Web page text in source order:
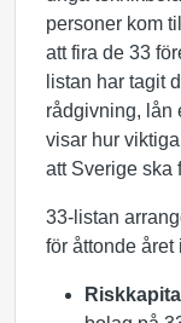
personer kom
att fira de 33
listan har tagit
rådgivning, lån
visar hur
att Sverige ska
33-listan
för åttonde året